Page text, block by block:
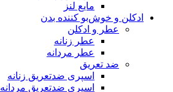
مایع لنز
ادکلن و خوش‌بو کننده بدن
عطر و ادکلن
عطر زنانه
عطر مردانه
ضد تعریق
اسپری ضدتعریق زنانه
اسپری ضدتعریق مردانه